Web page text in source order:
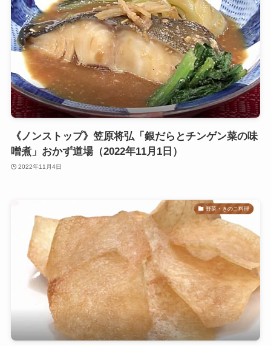
《ノンストップ》笠原将弘「銀だらとチンゲン菜の味
噌煮」おかず道場（2022年11月1日）
2022年11月4日
野菜・きのこ料理